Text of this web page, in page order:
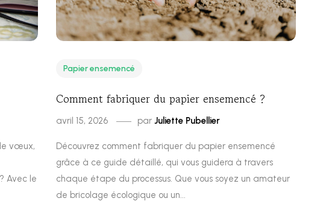
vœux,
Avec le
Papier ensemencé
Comment fabriquer du papier ensemencé ?
avril 15, 2026 par Juliette Pubellier
Découvrez comment fabriquer du papier ensemencé
grâce à ce guide détaillé, qui vous guidera à travers
chaque étape du processus. Que vous soyez un amateur
de bricolage écologique ou un...